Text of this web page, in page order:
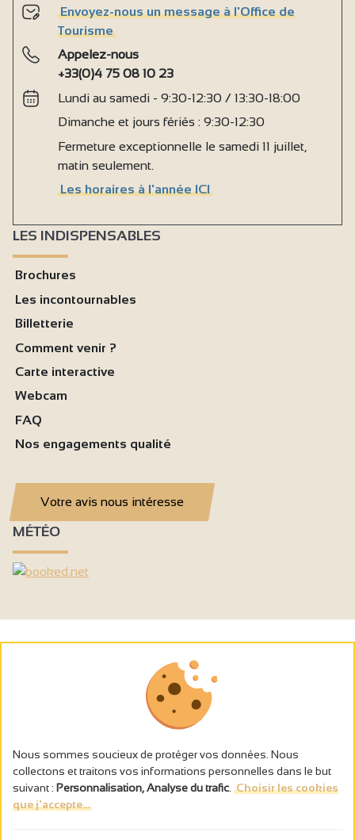
Envoyez-nous un message à l'Office de
Tourisme
Appelez-nous
+33(0)4 75 08 10 23
Lundi au samedi - 9:30-12:30 / 13:30-18:00
Dimanche et jours fériés : 9:30-12:30
Fermeture exceptionnelle le samedi 11 juillet,
matin seulement.
Les horaires à l'année ICI
LES INDISPENSABLES
Brochures
Les incontournables
Billetterie
Comment venir ?
Carte interactive
Webcam
FAQ
Nos engagements qualité
Votre avis nous intéresse
MÉTÉO
L’abus d’alcool est dangereux pour la santé, à consommer avec
Nous sommes soucieux de protéger vos données. Nous
collectons et traitons vos informations personnelles dans le but
suivant : Personnalisation, Analyse du trafic Choisir les cookies
que j'accepte...